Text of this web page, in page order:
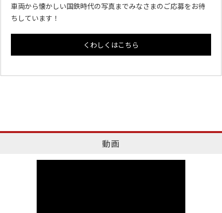
車両から懐かしい国鉄時代の写真までみなさまのご応募をお待
ちしています！
くわしくはこちら
動画